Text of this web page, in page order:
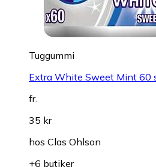
Tuggummi
Extra White Sweet Mint 60
fr.
35 kr
hos Clas Ohlson
+6 butiker